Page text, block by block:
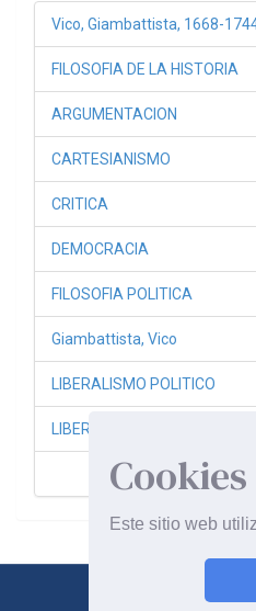
Cookies
Este sitio web
Vico, Giambattista, 1668-
FILOSOFIA DE LA HISTORIA
ARGUMENTACION
CARTESIANISMO
CRITICA
DEMOCRACIA
FILOSOFIA POLITICA
Giambattista, Vico
LIBERALISMO POLITICO
LIBERTINAJE